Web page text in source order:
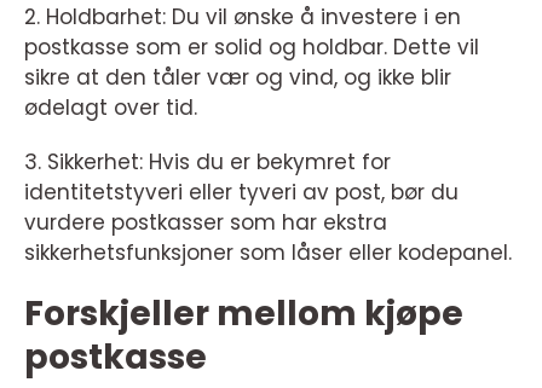
2. Holdbarhet: Du vil ønske å investere i en
postkasse som er solid og holdbar. Dette vil
sikre at den tåler vær og vind, og ikke blir
ødelagt over tid.
3. Sikkerhet: Hvis du er bekymret for
identitetstyveri eller tyveri av post, bør du
vurdere postkasser som har ekstra
sikkerhetsfunksjoner som låser eller kodepanel.
Forskjeller mellom kjøpe
postkasse